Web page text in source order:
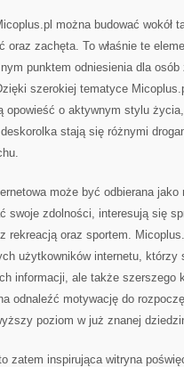
można budować
oraz zachęta. To właśnie te
punktem odniesienia dla
szerokiej tematyce
opowieść o aktywnym stylu
stają się różnymi
może być odbierana
swoje zdolności, interesują się
rekreacją oraz sportem.
użytkowników internetu,
informacji, ale także szerszego
odnaleźć motywację do
poziom w już znanej
zatem inspirująca witryna